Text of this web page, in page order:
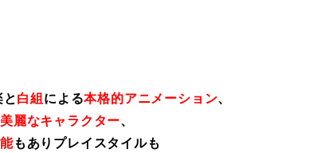
白組 による本格的アニメーション、
麗なキャラクター、
もありプレイスタイルも